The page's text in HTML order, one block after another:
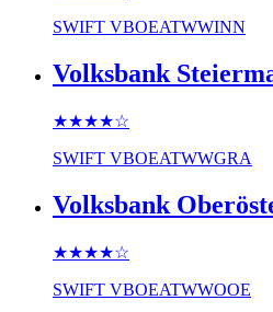
SWIFT VBOEATWWINN
Volksbank
★★★★☆
SWIFT VBOEATWWGRA
Volksbank
★★★★☆
SWIFT VBOEATWWOOE